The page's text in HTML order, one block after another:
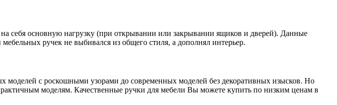
себя основную нагрузку (при открывании или закрывании ящиков и дверей). Данные
ручек не выбивался из общего стиля, а дополнял интерьер.
с роскошными узорами до современных моделей без декоративных изысков. Но
моделям. Качественные ручки для мебели Вы можете купить по низким ценам в